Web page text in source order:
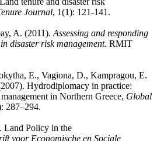
Journal, 1(1): 121-141.
A. (2011).Assessing and responding
disaster risk management. RMIT
E., Vagiona, D., Kampragou, E.
Hydrodiplomacy in practice:
in Northern Greece, Global
287–294.
Land Policy in the
voor Economische en Sociale